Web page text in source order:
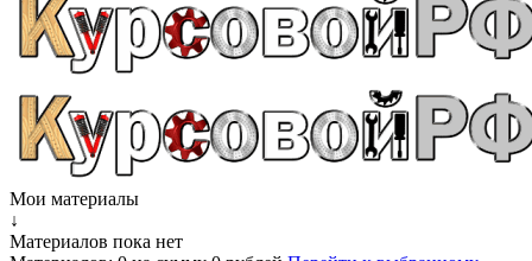
Мои материалы
↓
Материалов пока нет